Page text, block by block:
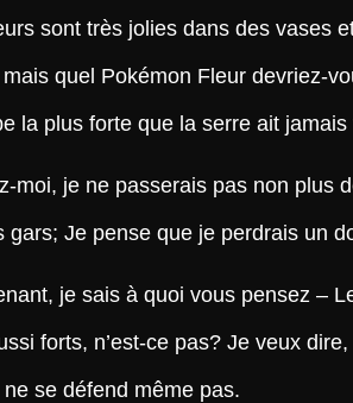
sont très jolies dans des vases
mais quel Pokémon Fleur devriez-
la plus forte que la serre ait
moi, je ne passerais pas non plus
gars; Je pense que je perdrais un
je sais à quoi vous pensez –
forts, n’est-ce pas? Je veux
se défend même pas.